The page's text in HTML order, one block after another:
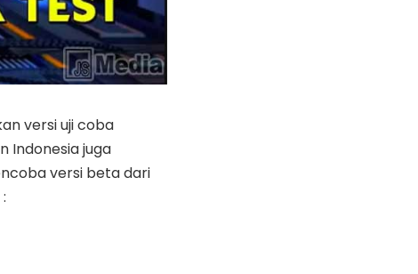
versi uji coba
Indonesia juga
versi beta dari